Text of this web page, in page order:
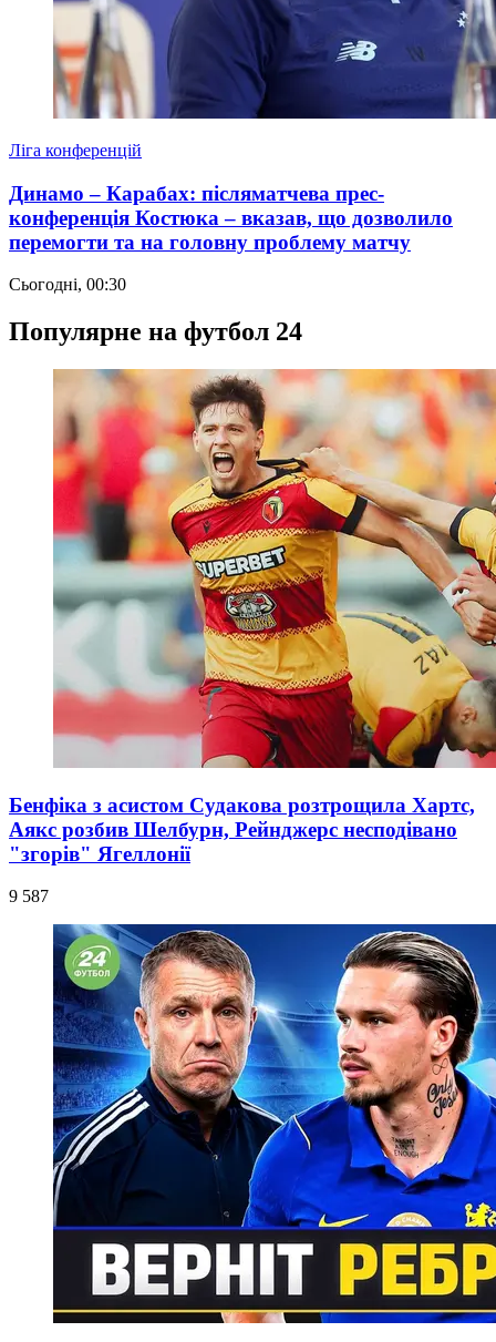
Ліга конференцій
Динамо – Карабах: післяматчева прес-
конференція Костюка – вказав, що дозволило
перемогти та на головну проблему матчу
Сьогодні, 00:30
Популярне на футбол 24
Бенфіка з асистом Судакова розтрощила Хартс,
Аякс розбив Шелбурн, Рейнджерс несподівано
"згорів" Ягеллонії
9 587